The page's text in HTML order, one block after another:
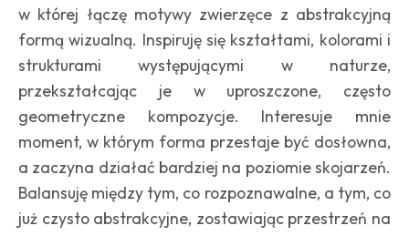
w której łączę motywy zwierzęce z abstrakcyjną
formą wizualną. Inspiruję się kształtami, kolorami i
strukturami występującymi w naturze,
przekształcając je w uproszczone, często
geometryczne kompozycje. Interesuje mnie
moment, w którym forma przestaje być dosłowna,
a zaczyna działać bardziej na poziomie skojarzeń.
Balansuję między tym, co rozpoznawalne, a tym, co
już czysto abstrakcyjne, zostawiając przestrzeń na